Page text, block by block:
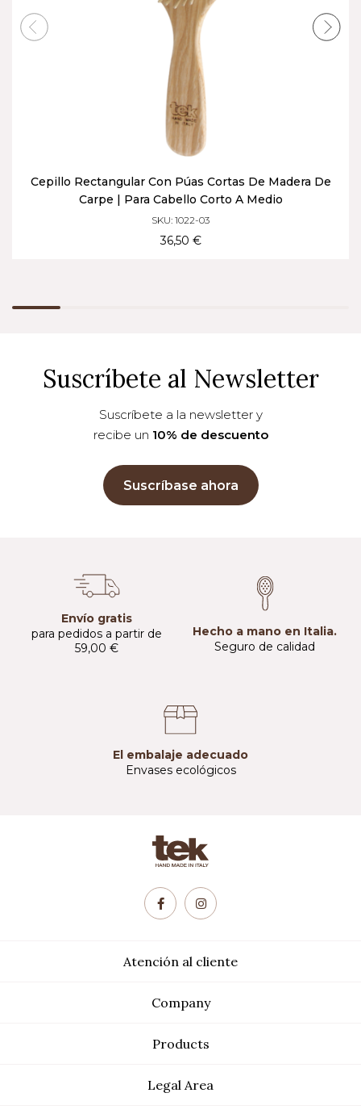
Cepillo Rectangular Con Púas Cortas De Madera De
Carpe | Para Cabello Corto A Medio
SKU: 1022-03
36,50 €
Suscríbete al Newsletter
Suscríbete a la newsletter y
recibe un 10% de descuento
Suscríbase ahora
Envío gratis
para pedidos a partir de
59,00 €
Hecho a mano en Italia.
Seguro de calidad
El embalaje adecuado
Envases ecológicos
Atención al cliente
Legal Area
Company
Products